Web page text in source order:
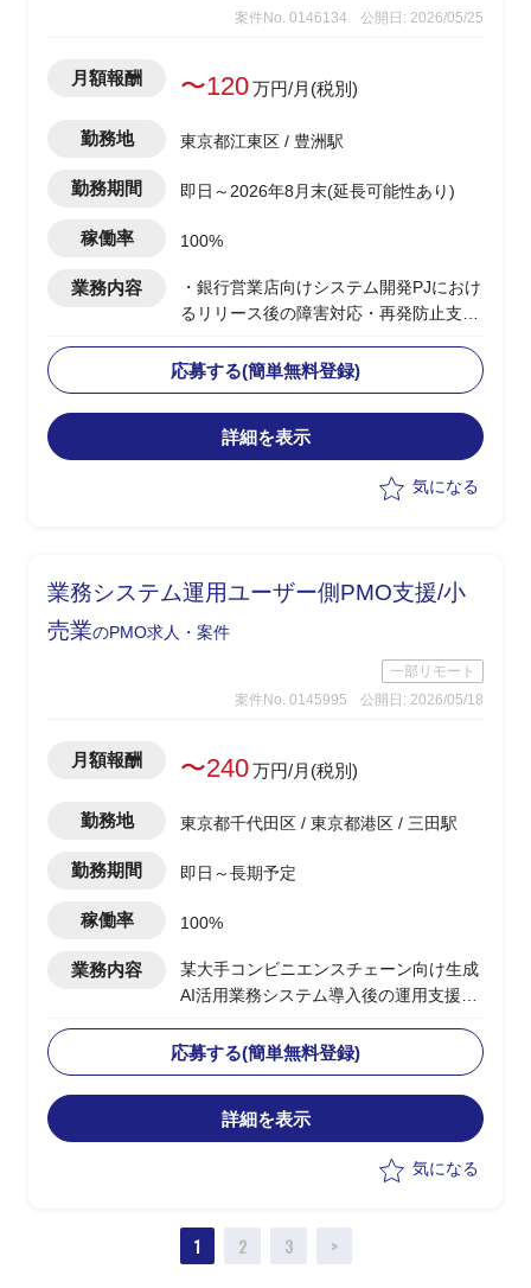
案件No. 0146134 公開日: 2026/05/25
月額報酬 〜120万円/月(税別)
勤務地 東京都江東区 / 豊洲駅
勤務期間 即日～2026年8月末(延長可能性あり)
稼働率 100%
業務内容
・銀行営業店向けシステム開発PJにおけ
るリリース後の障害対応・再発防止支援
を主導する
・PMとともに再発防止策の策定・対策
とりまとめ、顧客への説明資料作成、デ
ィスカッション
等作成（マネジメント面の課題中心）
応募する(簡単無料登録)
詳細を表示
気になる
業務システム運用ユーザー側PMO支援/小
売業のPMO求人・案件
一部リモート
案件No. 0145995
公開日: 2026/05/18
月額報酬 〜240万円/月(税別)
勤務地 東京都千代田区 / 東京都港区 / 三田駅
勤務期間 即日～長期予定
稼働率 100%
業務内容
某大手コンビニエンスチェーン向け生成
AI活用業務システム導入後の運用支援PJ
全体の推進・管理を担う
・運用スペシャリストとして、運用プロ
セスの設計・標準化・改善提案を主導
・システム運用の定着化支援（利用部門
・エンハンス要件のヒアリング・取りま
・運用課題の収集・分析・構造化、なら
びにベンダーへのエスカレーション対応
応募する(簡単無料登録)
詳細を表示
気になる
1 2 3 >